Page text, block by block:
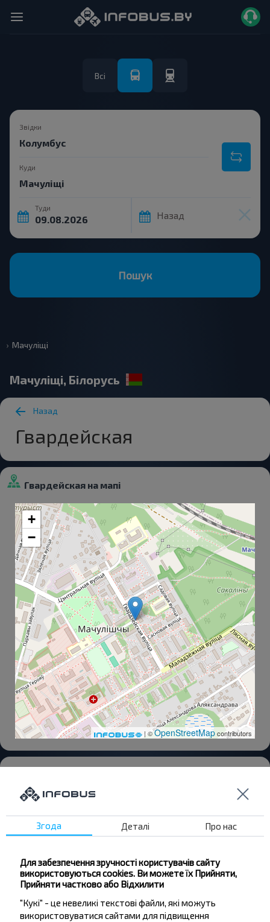
Всі
Звідки
Куди
Туди
Назад
Пошук
Мачуліщі
Мачуліщі, Білорусь
Назад
Гвардейская
Гвардейская на мапі
+
−
| ©OpenStreetMapcontributors
Связистов
Полевая
Молодежная
Гвардейская
Центральная
Згода Деталі Про нас
Для забезпечення зручності користувачів сайту
використовуються cookies. Ви можете їх Прийняти,
Прийняти частково або Відхилити
"Кукі" - це невеликі текстові файли, які можуть
використовуватися сайтами для підвищення